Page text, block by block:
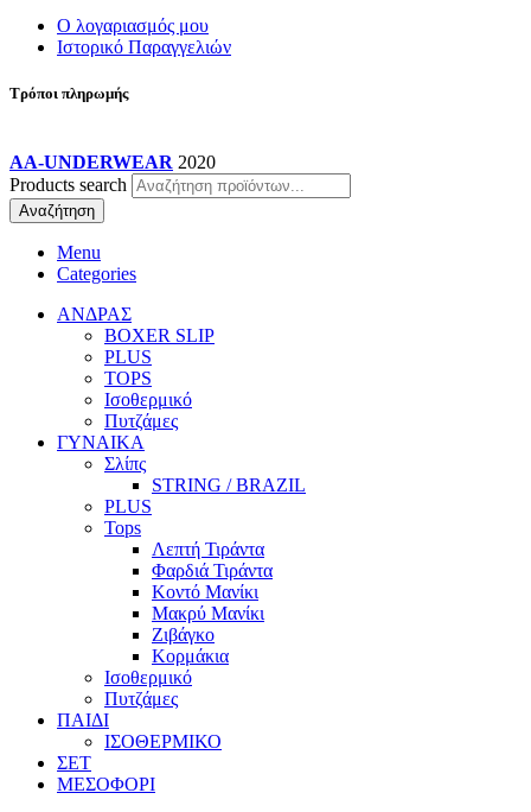
Ο λογαριασμός μου
Ιστορικό Παραγγελιών
Τρόποι πληρωμής
AA-UNDERWEAR 2020
Products search
Αναζήτηση
Menu
Categories
ΑΝΔΡΑΣ
BOXER SLIP
PLUS
TOPS
Ισοθερμικό
Πυτζάμες
ΓΥΝΑΙΚΑ
Σλίπς
STRING / BRAZIL
PLUS
Tops
Λεπτή Τιράντα
Φαρδιά Τιράντα
Κοντό Μανίκι
Μακρύ Μανίκι
Ζιβάγκο
Κορμάκια
Ισοθερμικό
Πυτζάμες
ΠΑΙΔΙ
ΙΣΟΘΕΡΜΙΚΟ
ΣΕΤ
ΜΕΣΟΦΟΡΙ